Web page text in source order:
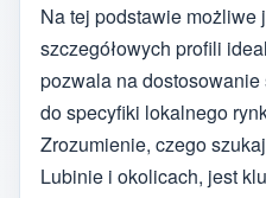
Na tej podstawie możliwe
szczegółowych profili
pozwala na
do specyfiki lokalnego
Zrozumienie, czego
Lubinie i okolicach, jest